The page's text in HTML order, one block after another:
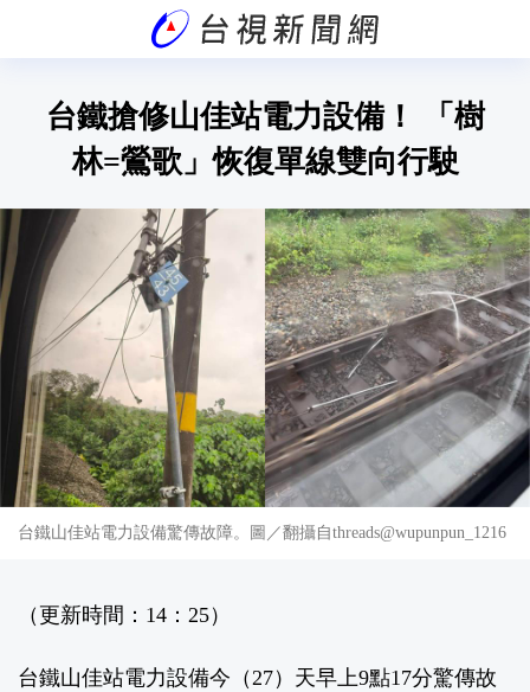
台鐵搶修山佳站電力設備！ 「樹
林=鶯歌」恢復單線雙向行駛
台鐵山佳站電力設備驚傳故障。圖／翻攝自threads@wupunpun_1216
（更新時間：14：25）
台鐵山佳站電力設備今（27）天早上9點17分驚傳故